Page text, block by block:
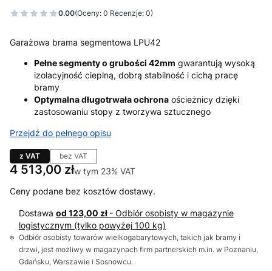
0.00(Oceny: 0 Recenzje: 0)
Garażowa brama segmentowa LPU42
Pełne segmenty o grubości 42mm gwarantują wysoką
izolacyjność cieplną, dobrą stabilność i cichą pracę
bramy
Optymalna długotrwała ochrona ościeżnicy dzięki
zastosowaniu stopy z tworzywa sztucznego
Przejdź do pełnego opisu
z VAT bez VAT
Cena
4 513,00 złw tym 23% VAT
w tym 23% VAT
Ceny podane bez kosztów dostawy.
Dostawa od 123,00 zł - Odbiór osobisty w magazynie
logistycznym (tylko powyżej 100 kg)
Odbiór osobisty towarów wielkogabarytowych, takich jak bramy i
drzwi, jest możliwy w magazynach firm partnerskich m.in. w Poznaniu,
Gdańsku, Warszawie i Sosnowcu.